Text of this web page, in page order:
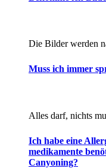
Die Bilder werden
Muss ich immer
Alles darf, nichts
Ich habe eine
medikamente
Canyoning?